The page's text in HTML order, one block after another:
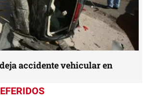
accidente vehicular en